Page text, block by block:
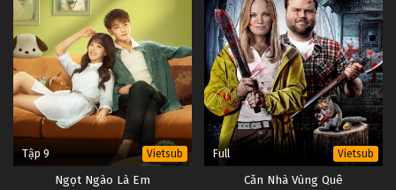
Tập 9 Vietsub
Ngọt Ngào Là Em
Full Vietsub
Căn Nhà Vùng Quê